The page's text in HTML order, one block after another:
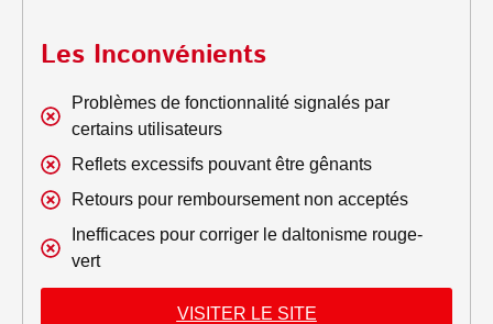
Les Inconvénients
Problèmes de fonctionnalité signalés par
certains utilisateurs
Reflets excessifs pouvant être gênants
Retours pour remboursement non acceptés
Inefficaces pour corriger le daltonisme rouge-
vert
VISITER LE SITE